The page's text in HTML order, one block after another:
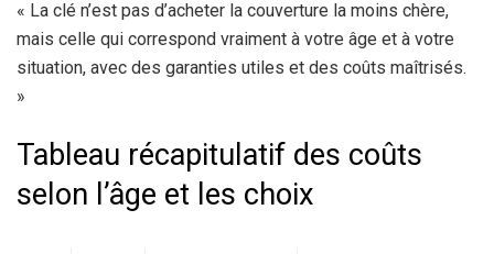
« La clé n’est pas d’acheter la couverture la moins chère,
mais celle qui correspond vraiment à votre âge et à votre
situation, avec des garanties utiles et des coûts maîtrisés.
»
Tableau récapitulatif des coûts
selon l’âge et les choix